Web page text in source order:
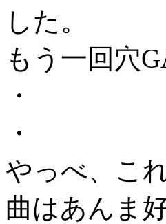
した。
もう一回穴
・
・
やっべ、こ
曲はあんま